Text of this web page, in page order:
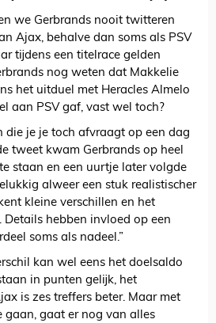
we Gerbrands nooit twitteren
Ajax, behalve dan soms als PSV
tijdens een titelrace gelden
nog weten dat Makkelie
het uitduel met Heracles Almelo
aan PSV gaf, vast wel toch?
die je je toch afvraagt op een dag
tweet kwam Gerbrands op heel
staan en een uurtje later volgde
alweer een stuk realistischer
kleine verschillen en het
Details hebben invloed op een
soms als nadeel.”
kan wel eens het doelsaldo
in punten gelijk, het
is zes treffers beter. Maar met
gaan, gaat er nog van alles